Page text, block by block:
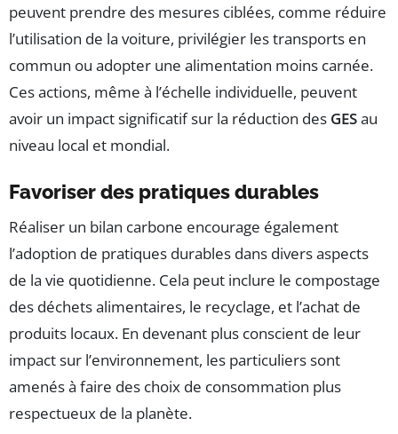
peuvent prendre des mesures ciblées, comme réduire
l’utilisation de la voiture, privilégier les transports en
commun ou adopter une alimentation moins carnée.
Ces actions, même à l’échelle individuelle, peuvent
avoir un impact significatif sur la réduction des GESau
niveau local et mondial.
Favoriser des pratiques durables
Réaliser un bilan carbone encourage également
l’adoption de pratiques durables dans divers aspects
de la vie quotidienne. Cela peut inclure le compostage
des déchets alimentaires, le recyclage, et l’achat de
produits locaux. En devenant plus conscient de leur
impact sur l’environnement, les particuliers sont
amenés à faire des choix de consommation plus
respectueux de la planète.